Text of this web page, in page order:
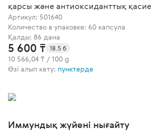
қарсы және антиоксиданттық
Артикул: 501640
Количество в упаковке: 60 капсула
Қалды: 86 дана
5 600 ₸ 18.5 б
10 566,04 ₸ / 100 g
Өзі алып кету: пунктерде
Иммундық жүйені нығайту